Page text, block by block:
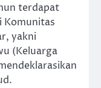
terdapat
Komunitas
yakni
(Keluarga